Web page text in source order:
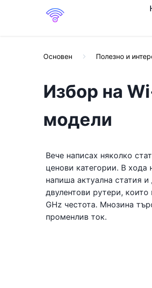
Основен Полезно и
Избор на
модели
Вече написах няколко
ценови категории. В
напиша актуална статия
двулентови рутери,
GHz честота. Мнозина
променлив ток.